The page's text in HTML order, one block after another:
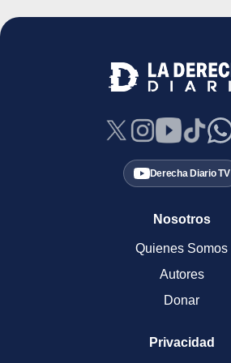
Derecha Diario TV
Nosotros
Quienes Somos
Autores
Donar
Privacidad